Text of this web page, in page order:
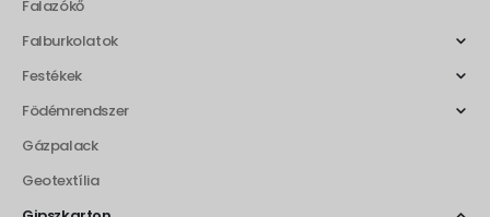
Falazókő
Falburkolatok
Festékek
Födémrendszer
Gázpalack
Geotextília